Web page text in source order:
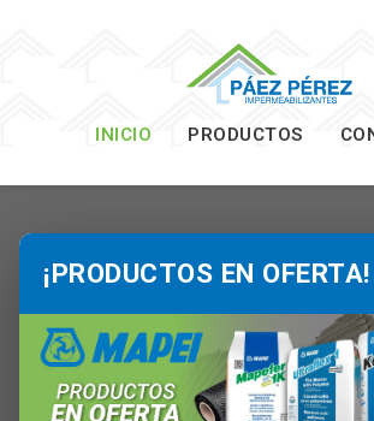
INICIO PRODUCTOS
¡PRODUCTOS EN OFERTA!